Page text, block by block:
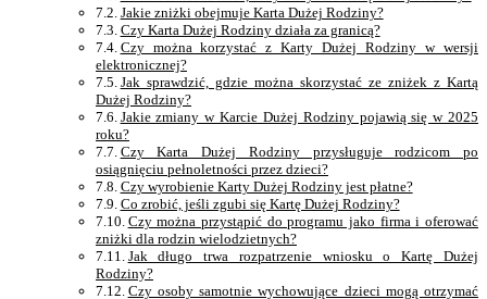
Jakie zniżki obejmuje Karta Dużej Rodziny?
Czy Karta Dużej Rodziny działa za granicą?
Czy można korzystać z Karty Dużej Rodziny w wersji
elektronicznej?
Jak sprawdzić, gdzie można skorzystać ze zniżek z Kartą
Dużej Rodziny?
Jakie zmiany w Karcie Dużej Rodziny pojawią się w 2025
roku?
Czy Karta Dużej Rodziny przysługuje rodzicom po
osiągnięciu pełnoletności przez dzieci?
Czy wyrobienie Karty Dużej Rodziny jest płatne?
Co zrobić, jeśli zgubi się Kartę Dużej Rodziny?
Czy można przystąpić do programu jako firma i oferować
zniżki dla rodzin wielodzietnych?
Jak długo trwa rozpatrzenie wniosku o Kartę Dużej
Rodziny?
Czy osoby samotnie wychowujące dzieci mogą otrzymać